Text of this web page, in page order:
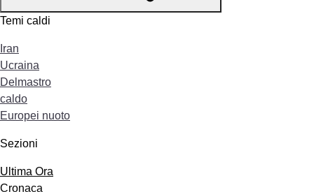
Temi caldi
Iran
Ucraina
Delmastro
caldo
Europei nuoto
Sezioni
Ultima Ora
Cronaca